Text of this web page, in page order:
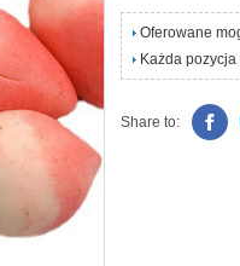
Oferowane
Każda
Share to: